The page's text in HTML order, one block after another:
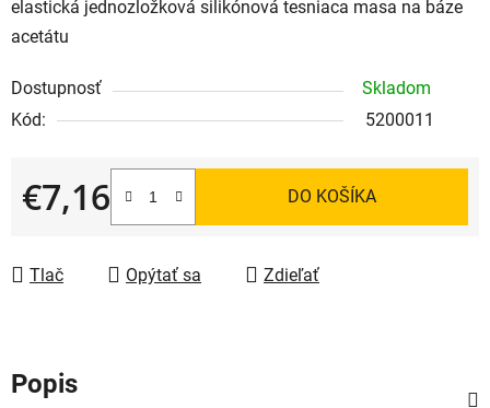
elastická jednozložková silikónová tesniaca masa na báze
acetátu
Dostupnosť
Skladom
Kód:
5200011
€7,16
Jednotková cena:
DO KOŠÍKA
Tlač Opýtať sa Zdieľať
Popis